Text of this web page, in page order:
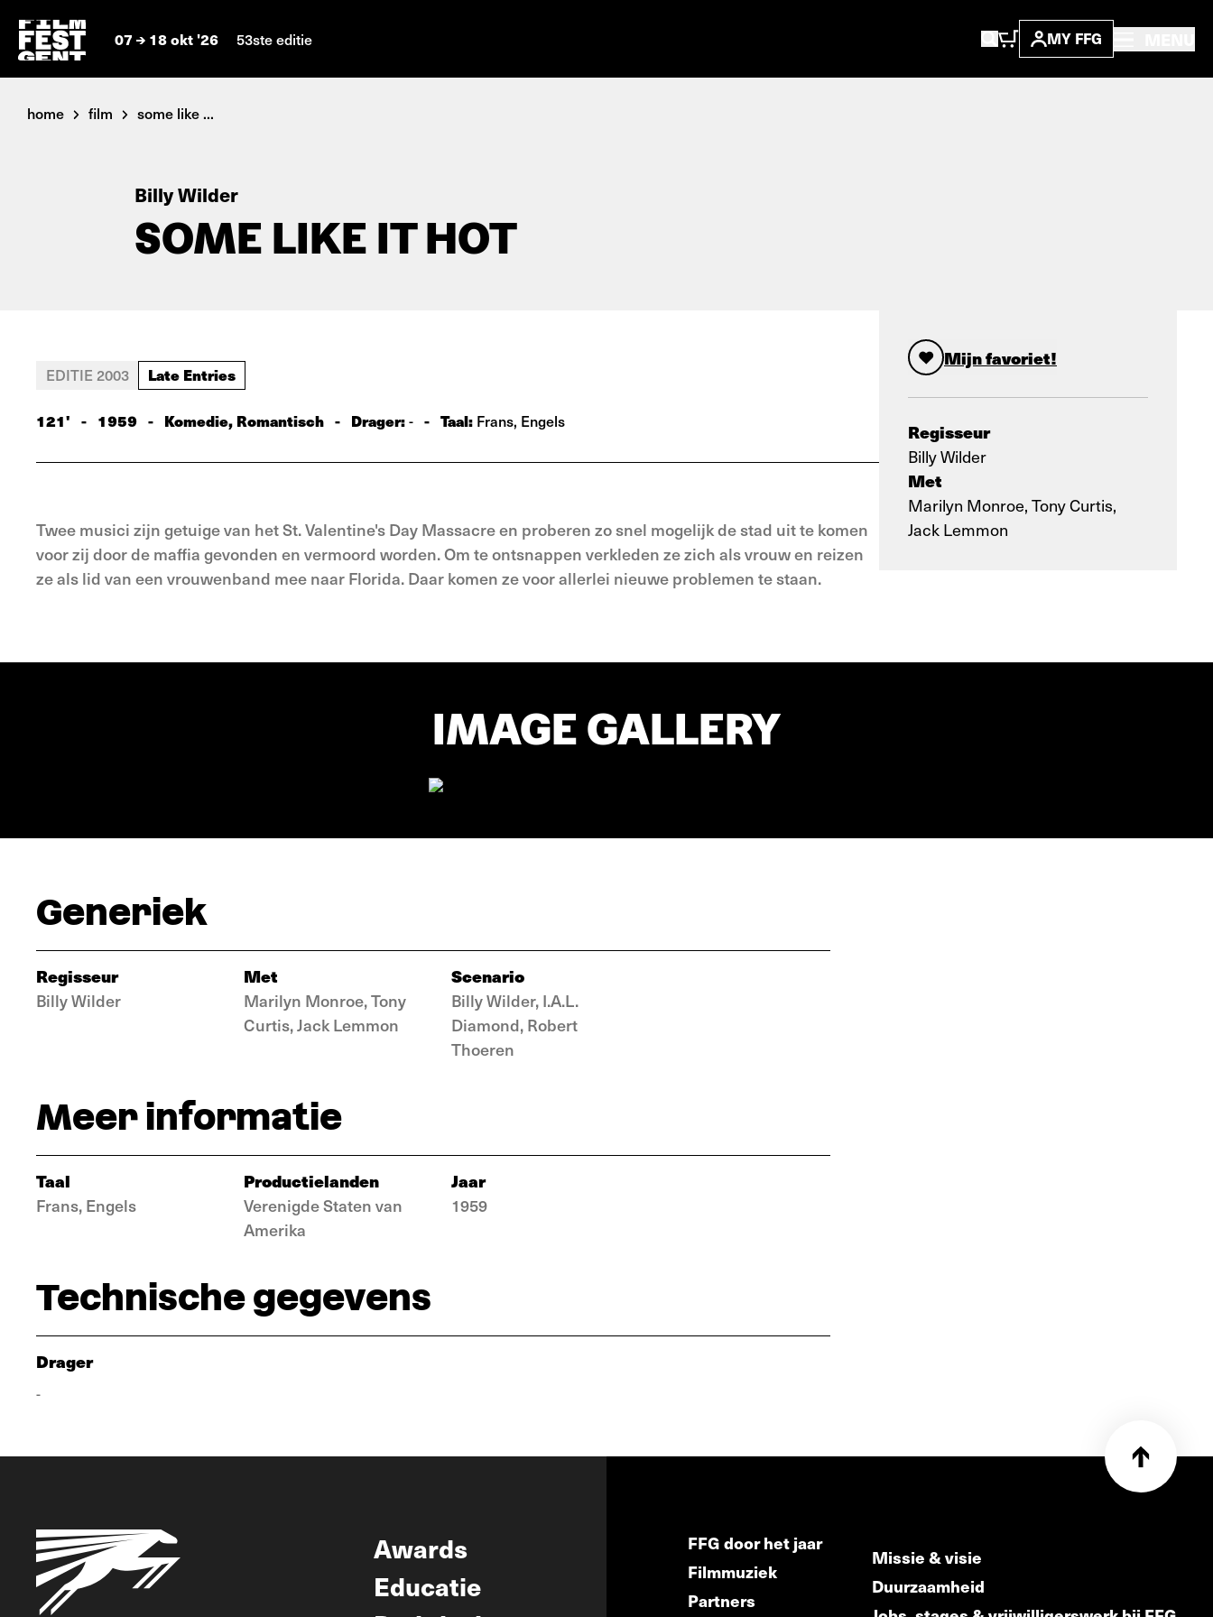
07 18 okt '26 53ste editie MY FFG
home film some like ...
Billy Wilder
SOME LIKE IT HOT
Mijn favoriet!
Regisseur
Billy Wilder
Met
Marilyn Monroe, Tony Curtis,
Jack Lemmon
EDITIE 2003 Late Entries
121' - 1959 - Komedie, Romantisch - Drager:- - Taal: Frans, Engels
Twee musici zijn getuige van het St. Valentine's Day Massacre en proberen zo snel mogelijk de stad uit te komen
voor zij door de maffia gevonden en vermoord worden. Om te ontsnappen verkleden ze zich als vrouw en reizen
ze als lid van een vrouwenband mee naar Florida. Daar komen ze voor allerlei nieuwe problemen te staan.
IMAGE GALLERY
Generiek
Regisseur
Billy Wilder
Met
Marilyn Monroe, Tony
Curtis, Jack Lemmon
Scenario
Billy Wilder, I.A.L.
Diamond, Robert
Thoeren
Meer informatie
Taal
Frans, Engels
Productielanden
Verenigde Staten van
Amerika
Jaar
1959
Technische gegevens
Drager
-
Awards
Educatie
FFG door het jaar
Filmmuziek
Partners
Missie & visie
Duurzaamheid